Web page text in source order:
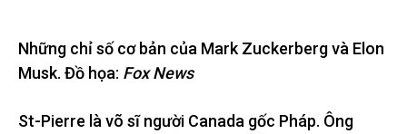
Những chỉ số cơ bản của Mark Zuckerberg và Elon
Musk. Đồ họa: Fox News
St-Pierre là võ sĩ người Canada gốc Pháp. Ông